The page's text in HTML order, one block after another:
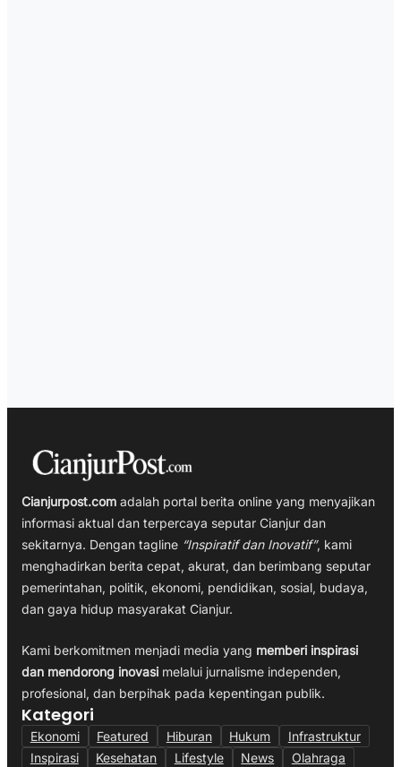
Cianjurpost.com adalah portal berita online yang menyajikan
informasi aktual dan terpercaya seputar Cianjur dan
sekitarnya. Dengan tagline “Inspiratif dan Inovatif”, kami
menghadirkan berita cepat, akurat, dan berimbang seputar
pemerintahan, politik, ekonomi, pendidikan, sosial, budaya,
dan gaya hidup masyarakat Cianjur.
Kami berkomitmen menjadi media yang memberi inspirasi
dan mendorong inovasi melalui jurnalisme independen,
profesional, dan berpihak pada kepentingan publik.
Kategori
Ekonomi Featured Hiburan Hukum
Infrastruktur
Inspirasi
Kesehatan Lifestyle News
Olahraga